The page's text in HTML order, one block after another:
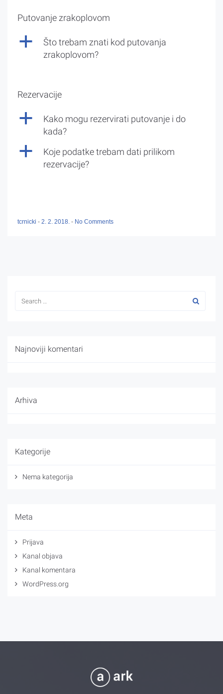
Putovanje zrakoplovom
a
Što trebam znati kod putovanja
zrakoplovom?
Rezervacije
a
Kako mogu rezervirati putovanje i do
kada?
a
Koje podatke trebam dati prilikom
rezervacije?
tcrnicki - 2. 2. 2018. - No Comments
Najnoviji komentari
Arhiva
Kategorije
Nema kategorija
Meta
Prijava
Kanal objava
Kanal komentara
WordPress.org